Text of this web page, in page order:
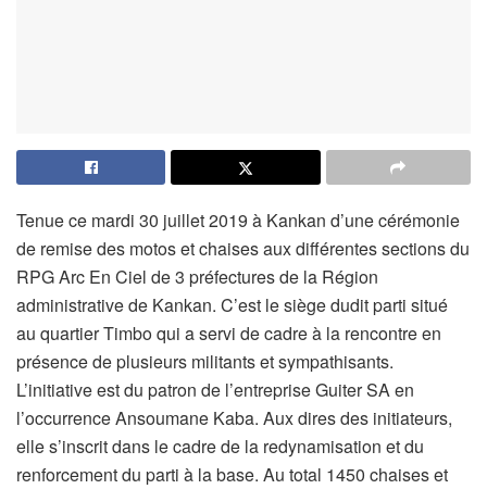
Tenue ce mardi 30 juillet 2019 à Kankan d’une cérémonie
de remise des motos et chaises aux différentes sections du
RPG Arc En Ciel de 3 préfectures de la Région
administrative de Kankan. C’est le siège dudit parti situé
au quartier Timbo qui a servi de cadre à la rencontre en
présence de plusieurs militants et sympathisants.
L’initiative est du patron de l’entreprise Guiter SA en
l’occurrence Ansoumane Kaba. Aux dires des initiateurs,
elle s’inscrit dans le cadre de la redynamisation et du
renforcement du parti à la base. Au total 1450 chaises et